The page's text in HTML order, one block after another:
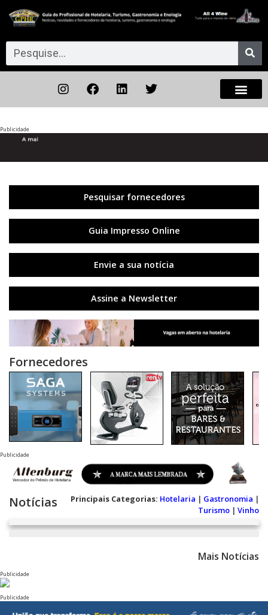
Publicidade
Pesquisar fornecedores
Guia Impresso Online
Envie a sua notícia
Assine a Newsletter
Fornecedores
Publicidade
Notícias Principais Categorias: Hotelaria | Gastronomia |
Turismo | Vinho
Mais Notícias
Publicidade
Publicidade